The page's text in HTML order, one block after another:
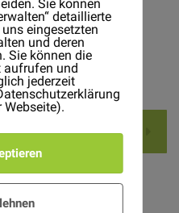
Sie können
detaillierte
eingesetzten
und deren
Sie können die
aufrufen und
jederzeit
Webseite).